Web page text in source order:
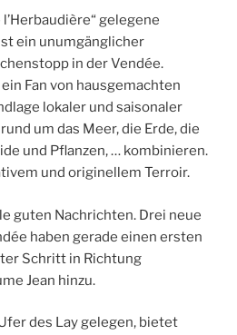
gelegene
ein unumgänglicher
in der Vendée.
Fan von hausgemachten
lokaler und saisonaler
um das Meer, die Erde, die
und Pflanzen, … kombinieren.
und originellem Terroir.
guten Nachrichten. Drei neue
haben gerade einen ersten
Schritt in Richtung
Jean hinzu.
des Lay gelegen, bietet